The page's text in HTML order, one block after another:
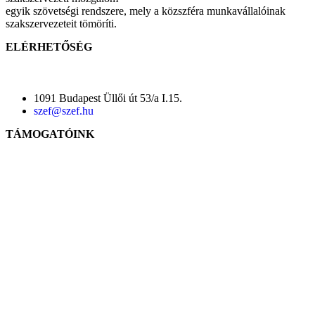
egyik szövetségi rendszere, mely a közszféra munkavállalóinak
szakszervezeteit tömöríti.
ELÉRHETŐSÉG
1091 Budapest Üllői út 53/a I.15.
szef@szef.hu
TÁMOGATÓINK